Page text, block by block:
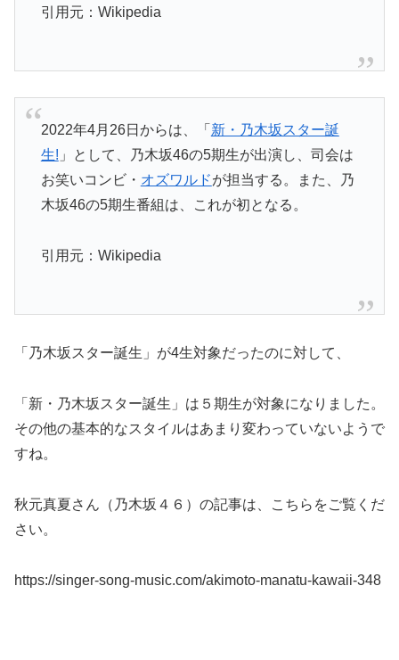
引用元：Wikipedia
2022年4月26日からは、「 新・乃木坂スター誕
生! 」
として、乃木坂46の5期生が出演し、司会は
お笑いコンビ・ オズワルドが担当する。また、乃
木坂46の5期生番組は、
これが初となる。
引用元：Wikipedia
「乃木坂スター誕生」が4生対象だったのに対して、
「新・乃木坂スター誕生」は５期生が対象になりました。
その他の基本的なスタイルはあまり変わっていないようで
すね。
秋元真夏さん（乃木坂４６）の記事は、こちらをご覧くだ
さい。
https://singer-song-music.com/akimoto-manatu-kawaii-348